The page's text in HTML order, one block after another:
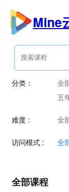
跳
内
Mine
分类： 全
五
难度 : 全
访问模式 : 全
全部课程